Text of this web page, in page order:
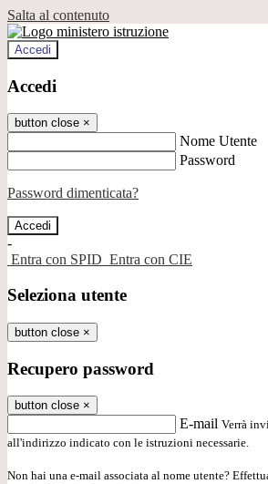
Salta al contenuto
Accedi
Accedi
button close ×
Nome Utente
Password
Password dimenticata?
-
Entra con SPID Entra con CIE
Seleziona utente
button close ×
Recupero password
button close ×
E-mail Verrà
all'indirizzo indicato con le istruzioni necessarie.
Non hai una e-mail associata al nome utente?